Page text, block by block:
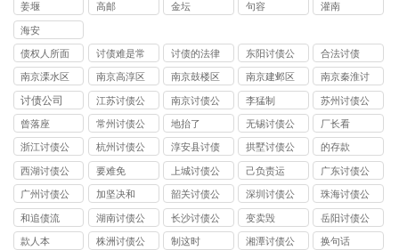
姜堰 高邮 金坛 句容 灌南
海安
债权人所面
临的问题
讨债难是常
见问题
讨债的法律
技巧
东阳讨债公
司
合法讨债
南京溧水区
讨债公司
南京高淳区
讨债公司
南京鼓楼区
讨债公司
南京建邺区
讨债公司
南京秦淮讨
债公司
讨债公司
江苏讨债公
司
南京讨债公
司
李猛制
苏州讨债公
司
曾落座
常州讨债公
司
地抬了
无锡讨债公
司
厂长看
浙江讨债公
司
杭州讨债公
司
淳安县讨债
拱墅讨债公
司
的存款
西湖讨债公
司
要难免
上城讨债公
司
己负责运
广东讨债公
司
广州讨债公
司
加坚决和
韶关讨债公
司
深圳讨债公
司
珠海讨债公
司
和追债流
湖南讨债公
司
长沙讨债公
司
变卖毁
岳阳讨债公
司
款人本
株洲讨债公
制这时
湘潭讨债公
换句话